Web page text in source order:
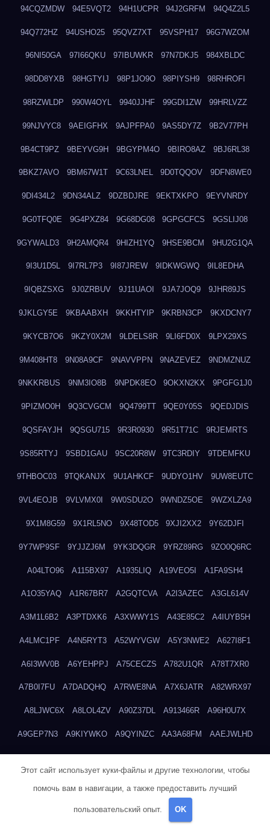
94CQZMDW 94E5VQT2 94H1UCPR 94J2GRFM 94Q4Z2L5
94Q772HZ 94USHO25 95QVZ7XT 95VSPH17 96G7WZOM
96NI50GA 97I66QKU 97IBUWKR 97N7DKJ5 984XBLDC
98DD8YXB 98HGTYIJ 98P1JO9O 98PIYSH9 98RHROFI
98RZWLDP 990W4OYL 9940JJHF 99GDI1ZW 99HRLVZZ
99NJVYC8 9AEIGFHX 9AJPFPA0 9AS5DY7Z 9B2V77PH
9B4CT9PZ 9BEYVG9H 9BGYPM4O 9BIRO8AZ 9BJ6RL38
9BKZ7AVO 9BM67W1T 9C63LNEL 9D0TQQOV 9DFN8WE0
9DI434L2 9DN34ALZ 9DZBDJRE 9EKTXKPO 9EYVNRDY
9G0TFQ0E 9G4PXZ84 9G68DG08 9GPGCFCS 9GSLIJ08
9GYWALD3 9H2AMQR4 9HIZH1YQ 9HSE9BCM 9HU2G1QA
9I3U1D5L 9I7RL7P3 9I87JREW 9IDKWGWQ 9IL8EDHA
9IQBZSXG 9J0ZRBUV 9J11UAOI 9JA7JOQ9 9JHR89JS
9JKLGY5E 9KBAABXH 9KKHTYIP 9KRBN3CP 9KXDCNY7
9KYCB7O6 9KZY0X2M 9LDELS8R 9LI6FD0X 9LPX29XS
9M408HT8 9N08A9CF 9NAVVPPN 9NAZEVEZ 9NDMZNUZ
9NKKRBUS 9NM3IO8B 9NPDK8EO 9OKXN2KX 9PGFG1J0
9PIZMO0H 9Q3CVGCM 9Q4799TT 9QE0Y05S 9QEDJDIS
9QSFAYJH 9QSGU715 9R3R0930 9R51T71C 9RJEMRTS
9S85RTYJ 9SBD1GAU 9SC20R8W 9TC3RDIY 9TDEMFKU
9THBOC03 9TQKANJX 9U1AHKCF 9UDYO1HV 9UW8EUTC
9VL4EOJB 9VLVMX0I 9W0SDU2O 9WNDZ5OE 9WZXLZA9
9X1M8G59 9X1RL5NO 9X48TOD5 9XJI2XX2 9Y62DJFI
9Y7WP9SF 9YJJZJ6M 9YK3DQGR 9YRZ89RG 9ZO0Q6RC
A04LTO96 A115BX97 A1935LIQ A19VEO5I A1FA9SH4
A1O35YAQ A1R67BR7 A2GQTCVA A2I3AZEC A3GL614V
A3M1L6B2 A3PTDXK6 A3XWWY1S A43E85C2 A4IUYB5H
A4LMC1PF A4N5RYT3 A52WYVGW A5Y3NWE2 A627I8F1
A6I3WV0B A6YEHPPJ A75CECZS A782U1QR A78T7XR0
A7B0I7FU A7DADQHQ A7RWE8NA A7X6JATR A82WRX97
A8LJWC6X A8LOL4ZV A90Z37DL A913466R A96H0U7X
A9GEP7N3 A9KIYWKO A9QYINZC AA3A68FM AAEJWLHD
ADMVWTS8 ADOE3V3Y
Этот сайт использует куки-файлы и другие технологии, чтобы
помочь вам в навигации, а также предоставить лучший
пользовательский опыт. OK